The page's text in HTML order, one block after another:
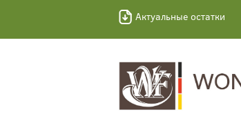
Актуальные остатки